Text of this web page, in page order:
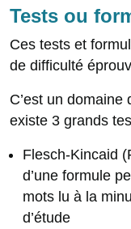
Tests ou
Ces tests et
de difficulté
C’est un domaine
existe 3 grands
Flesch-Kincaid
d’une formule
mots lu à la
d’étude